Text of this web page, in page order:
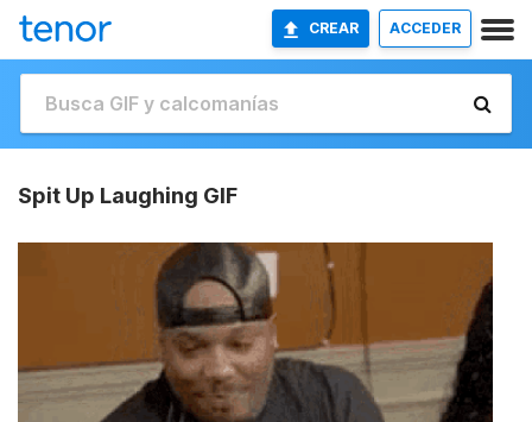
CREAR ACCEDER
Spit Up Laughing GIF